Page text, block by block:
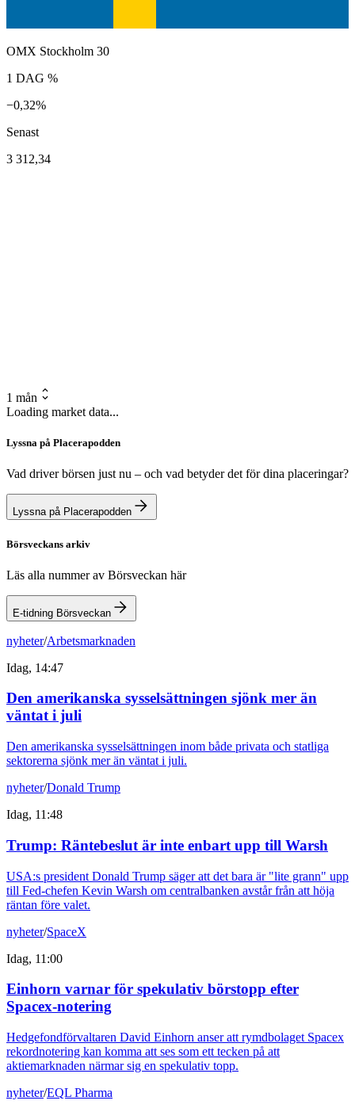
OMX Stockholm 30
1 DAG %
−0,32%
Senast
3 312,34
1 mån
Loading market data...
Lyssna på Placerapodden
Vad driver börsen just nu – och vad betyder det för dina placeringar?
Lyssna på Placerapodden
Börsveckans arkiv
Läs alla nummer av Börsveckan här
E-tidning Börsveckan
nyheter/Arbetsmarknaden
Idag, 14:47
Den amerikanska sysselsättningen sjönk mer än
väntat i juli
Den amerikanska sysselsättningen inom både privata och statliga
sektorerna sjönk mer än väntat i juli.
nyheter/Donald Trump
Idag, 11:48
Trump: Räntebeslut är inte enbart upp till Warsh
USA:s president Donald Trump säger att det bara är "lite grann" upp
till Fed-chefen Kevin Warsh om centralbanken avstår från att höja
räntan före valet.
nyheter/SpaceX
Idag, 11:00
Einhorn varnar för spekulativ börstopp efter
Spacex-notering
Hedgefondförvaltaren David Einhorn anser att rymdbolaget Spacex
rekordnotering kan komma att ses som ett tecken på att
aktiemarknaden närmar sig en spekulativ topp.
nyheter/EQL Pharma